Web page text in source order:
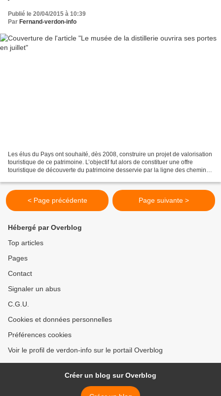
Publié le 20/04/2015 à 10:39
Par Fernand-verdon-info
Les élus du Pays ont souhaité, dès 2008, construire un projet de valorisation
touristique de ce patrimoine. L’objectif fut alors de constituer une offre
touristique de découverte du patrimoine desservie par la ligne des chemins
< Page précédente Page suivante >
Hébergé par Overblog
Top articles
Pages
Contact
Signaler un abus
C.G.U.
Cookies et données personnelles
Préférences cookies
Voir le profil de verdon-info sur le portail Overblog
Créer un blog sur Overblog